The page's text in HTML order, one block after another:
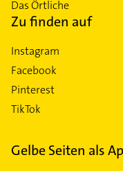
Das Örtliche
Zu finden auf
Instagram
Facebook
Pinterest
TikTok
Gelbe Seiten als